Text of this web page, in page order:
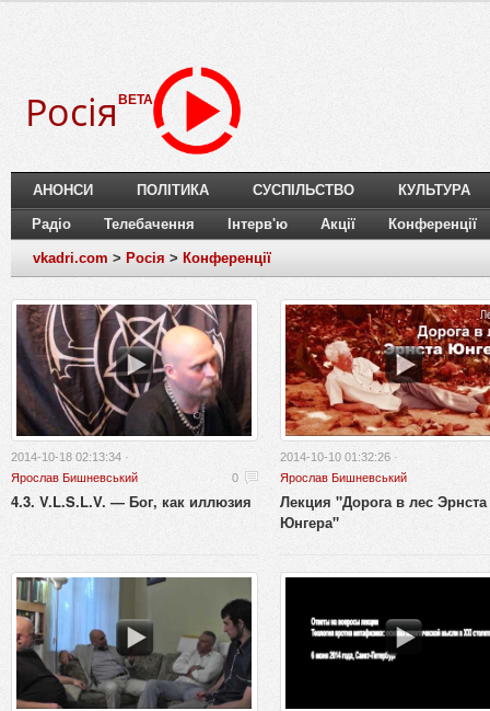
Росія BETA
АНОНСИ ПОЛІТИКА СУСПІЛЬСТВО КУЛЬТУРА
Радіо Телебачення Інтерв'ю Акції Конференції
vkadri.com > Росія > Конференції
2014-10-18 02:13:34 ·
Ярослав Бишневський
0
4.3. V.L.S.L.V. — Бог, как иллюзия
2014-10-10 01:32:26 ·
Ярослав Бишневський
Лекция "Дорога в лес Эрнста
Юнгера"